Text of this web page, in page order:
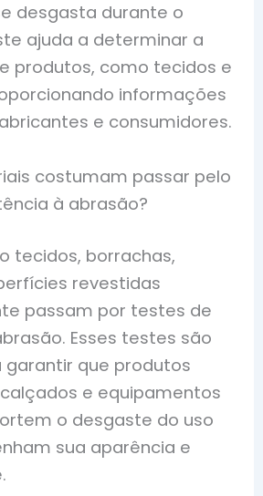
desgasta durante o
ajuda a determinar a
produtos, como tecidos e
informações
e consumidores.
costumam passar pelo
à abrasão?
tecidos, borrachas,
revestidas
passam por testes de
Esses testes são
garantir que produtos
e equipamentos
o desgaste do uso
sua aparência e